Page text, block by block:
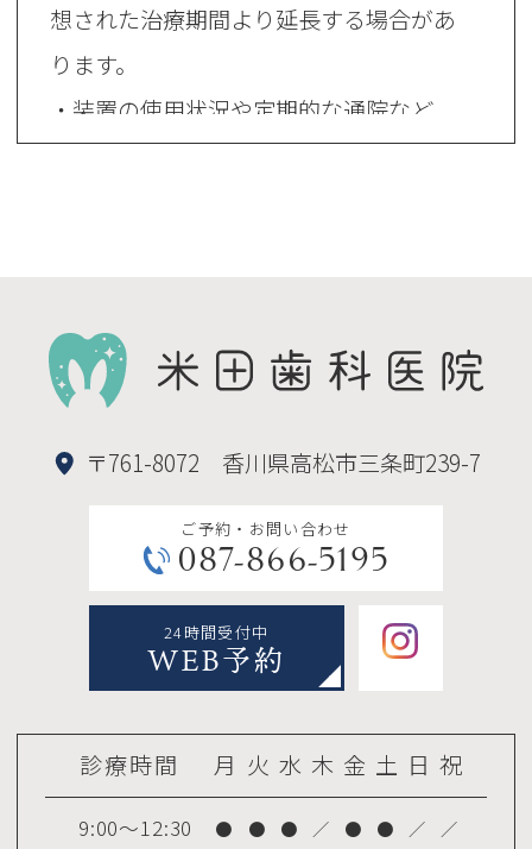
想された治療期間より延長する場合があ
ります。
・装置の使用状況や定期的な通院など、
患者さんの協力程度で治療の結果や期間
まります。
・歯を動かすことで歯根が吸収して短く
があります。
・稀に歯が骨と癒着していて歯が動かな
くなったり、歯の神経が障害を受けたり
することがあります。
・装置を外す時に、歯の表面に小さな亀
裂が入る可能性や、補綴物の一部が破損
する可能性があります。
・装置が外れた後に、保定装置を使用し
ないと後戻りが生じる可能性が高くなり
〒761-8072 香川県高松市三条町239-7
ご予約・お問い合わせ
087-866-5195
24時間受付中
WEB予約
診療時間 月 火 水 木 金 土 日 祝
9:00～12:30 ● ● ● ／ ● ● ／ ／